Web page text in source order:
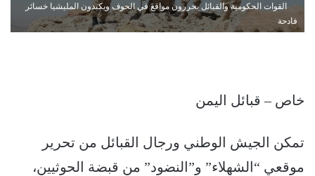
القوات الحكومية والقبائل يحررون مواقع في الجوف ويكبدون المليشيا خسائر
فادحة
خاص – قبائل اليمن
تمكن الجيش الوطني ورجال القبائل من تحرير
موقعي “الشهلاء” و”النضود” من قبضة الحوثيين،